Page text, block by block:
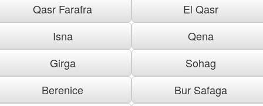
Qasr Farafra
El Qasr
Isna
Qena
Girga
Sohag
Berenice
Bur Safaga